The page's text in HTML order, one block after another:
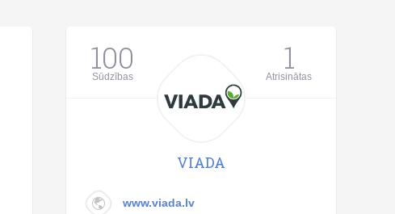
100
Sūdzības 1
Atrisinātas
VIADA
www.viada.lv